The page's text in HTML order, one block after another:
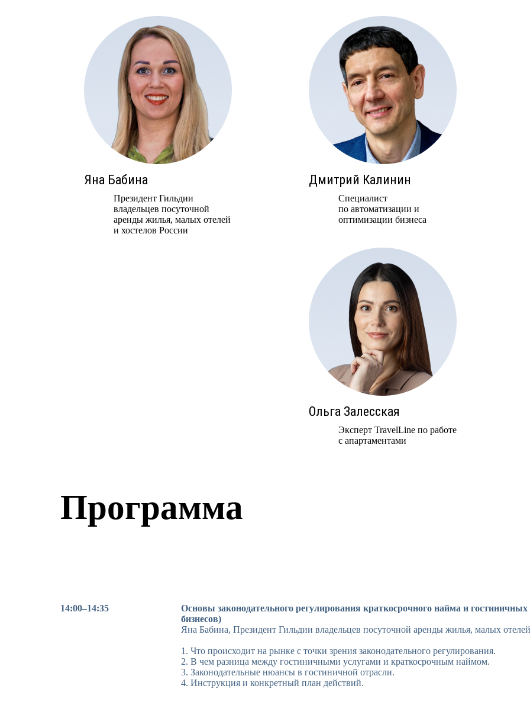
Яна Бабина
Президент Гильдии
владельцев посуточной
аренды жилья, малых отелей
и хостелов России
Дмитрий Калинин
Специалист
по автоматизации и
оптимизации бизнеса
Ольга Залесская
Эксперт TravelLine по работе
с апартаментами
Программа
14:00–14:35
Основы законодательного регулирования краткосрочного найма и гостиничных
бизнесов)
Яна Бабина, Президент Гильдии владельцев посуточной аренды жилья, малых
1. Что происходит на рынке с точки зрения законодательного регулирования.
2. В чем разница между гостиничными услугами и краткосрочным наймом.
3. Законодательные нюансы в гостиничной отрасли.
4. Инструкция и конкретный план действий.